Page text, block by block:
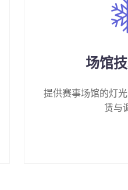
场馆
提供赛事场馆的灯
赁与